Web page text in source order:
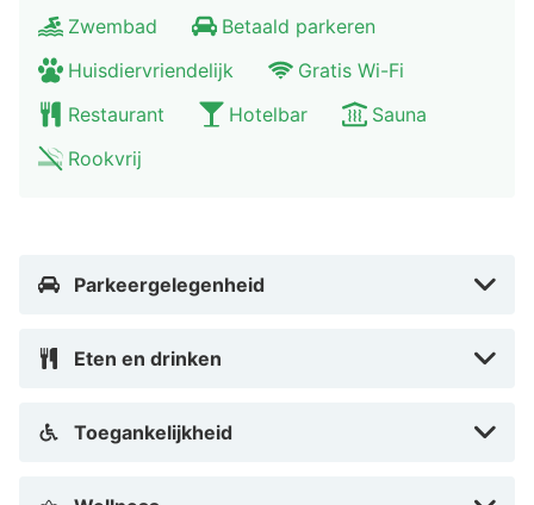
uitademt.
Er zijn geen standaardkamers in The Lamp Hotel,
omdat we vinden dat je iets buitengewoons verdient.
Alle kamers zijn van alle gemakken voorzien: lcd-tv,
wifi, hemelse bedden van Carpe Diem, kluisje, minibar,
die elke dag geopend is. dag van 06.00 - 21.30 uur.
mag missen. Zweedse smaken met een knipoog naar
Zwembad
Betaald parkeren
Huisdiervriendelijk
Gratis Wi-Fi
Restaurant
Hotelbar
Sauna
Rookvrij
Parkeergelegenheid
Eten en drinken
Toegankelijkheid